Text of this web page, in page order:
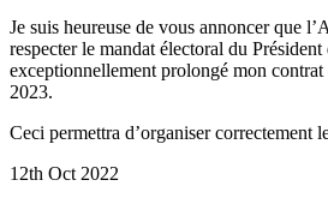
Je suis heureuse de vous annoncer que
respecter le mandat électoral du
exceptionnellement prolongé mon
2023.
Ceci permettra d’organiser correctement
12th Oct 2022